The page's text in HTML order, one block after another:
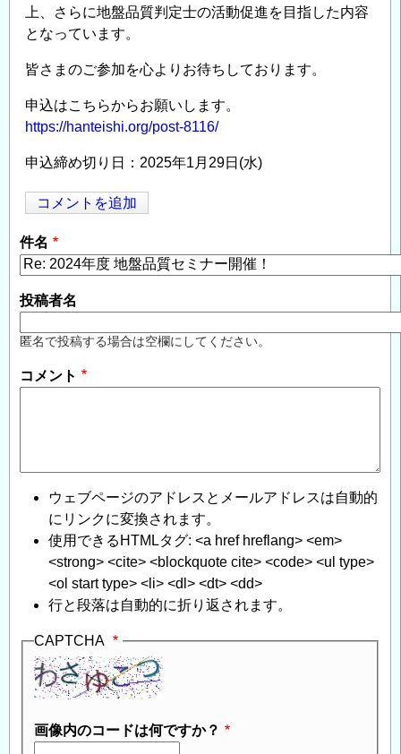
上、さらに地盤品質判定士の活動促進を目指した内容
となっています。
皆さまのご参加を心よりお待ちしております。
申込はこちらからお願いします。
https://hanteishi.org/post-8116/
申込締め切り日：2025年1月29日(水)
コメントを追加
件名
投稿者名
匿名で投稿する場合は空欄にしてください。
コメント
ウェブページのアドレスとメールアドレスは自動的
にリンクに変換されます。
使用できるHTMLタグ: <a href hreflang> <em>
<strong> <cite> <blockquote cite> <code> <ul type>
<ol start type> <li> <dl> <dt> <dd>
行と段落は自動的に折り返されます。
CAPTCHA
画像内のコードは何ですか？